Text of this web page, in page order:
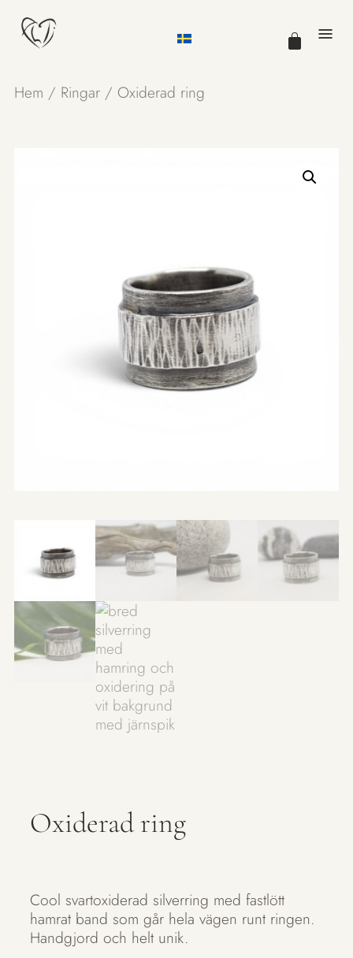
Hem / Ringar / Oxiderad ring
Oxiderad ring
Cool svartoxiderad silverring med fastlött
hamrat band som går hela vägen runt ringen.
Handgjord och helt unik.